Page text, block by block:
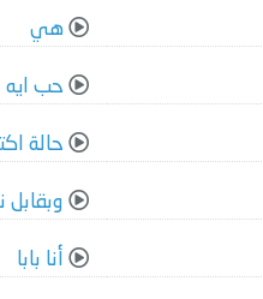
هي
حب ايه
حالة
وبقابل
أنا بابا